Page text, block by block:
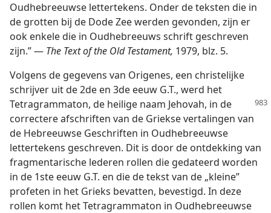
Oudhebreeuwse lettertekens. Onder de teksten die in
de grotten bij de Dode Zee werden gevonden, zijn er
ook enkele die in Oudhebreeuws schrift geschreven
zijn.” — The Text of the Old Testament, 1979, blz. 5.
Volgens de gegevens van Origenes, een christelijke
schrijver uit de 2de en 3de eeuw G.T., werd het
Tetragrammaton, de heilige naam Jehovah, in de
correctere afschriften van de Griekse vertalingen van
de Hebreeuwse Geschriften in Oudhebreeuwse
lettertekens geschreven. Dit is door de ontdekking van
fragmentarische lederen rollen die gedateerd worden
in de 1ste eeuw G.T. en die de tekst van de „kleine”
profeten in het Grieks bevatten, bevestigd. In deze
rollen komt het Tetragrammaton in Oudhebreeuwse